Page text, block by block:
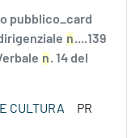
pubblico_card
n....139
n. 14 del
CULTURA
PR